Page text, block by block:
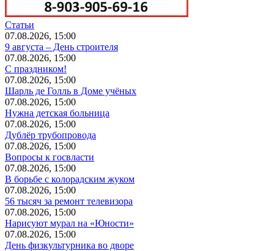
Статьи
07.08.2026, 15:00
9 августа – День строителя
07.08.2026, 15:00
С праздником!
07.08.2026, 15:00
Шарль де Голль в Доме учёных
07.08.2026, 15:00
Нужна детская больница
07.08.2026, 15:00
Дублёр трубопровода
07.08.2026, 15:00
Вопросы к госвласти
07.08.2026, 15:00
В борьбе с колорадским жуком
07.08.2026, 15:00
56 тысяч за ремонт телевизора
07.08.2026, 15:00
Нарисуют мурал на «Юности»
07.08.2026, 15:00
День физкультурника во дворе